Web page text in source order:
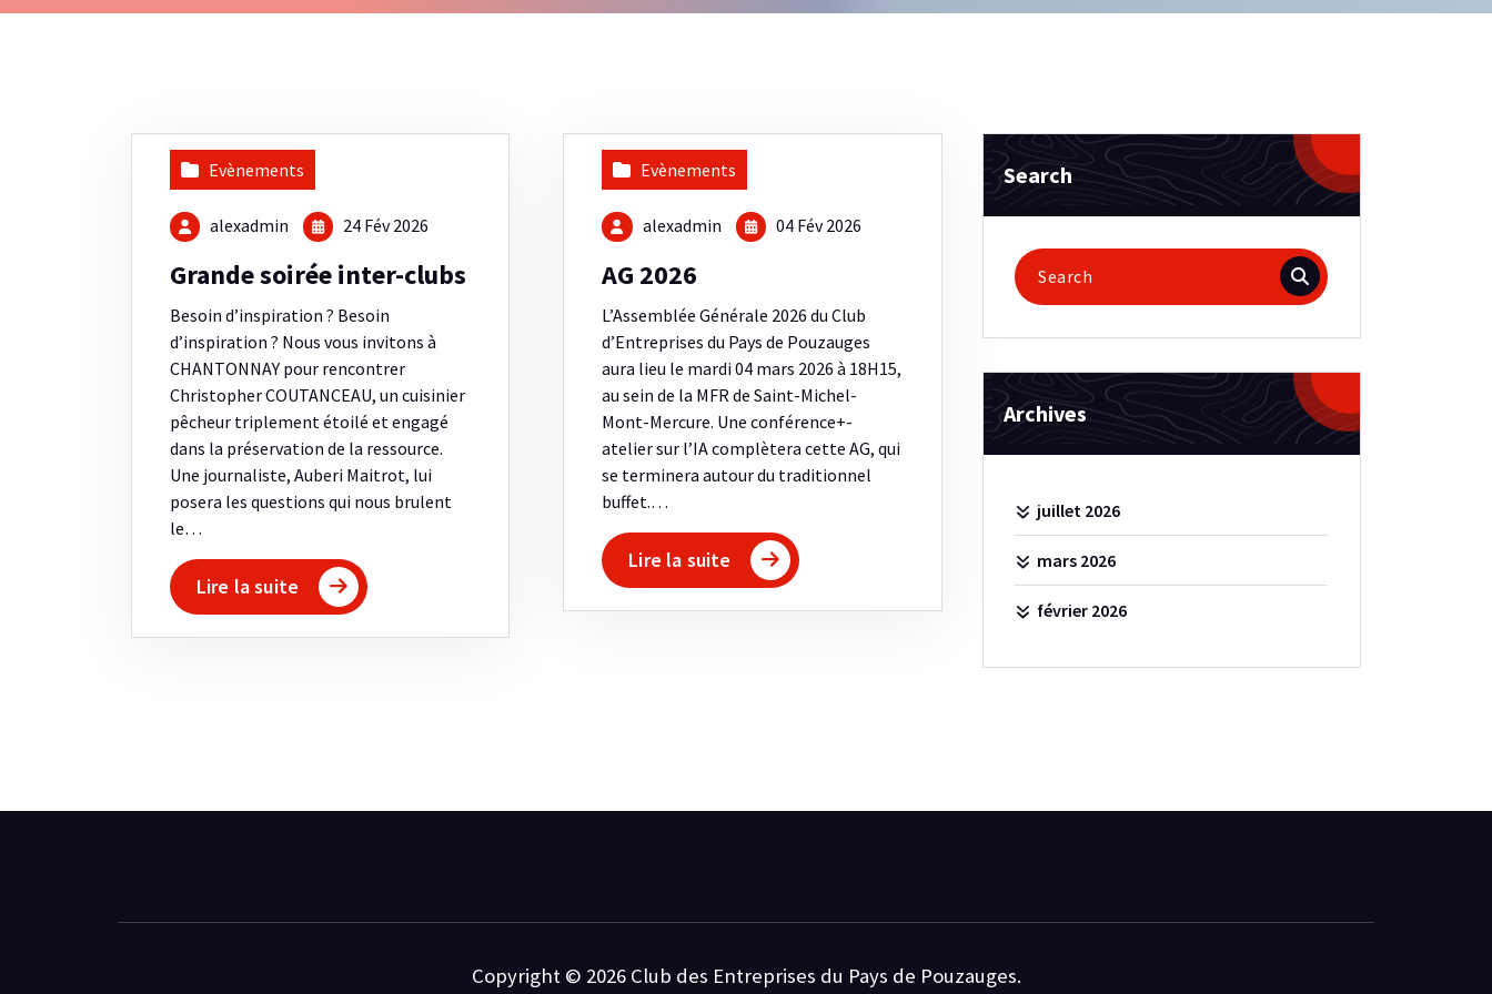
Evènements
alexadmin 24 Fév 2026
Grande soirée inter-clubs
Besoin d’inspiration ? Besoin
d’inspiration ? Nous vous invitons à
CHANTONNAY pour rencontrer
Christopher COUTANCEAU, un cuisinier
pêcheur triplement étoilé et engagé
dans la préservation de la ressource.
Une journaliste, Auberi Maitrot, lui
posera les questions qui nous brulent
le…
Lire la suite
Evènements
alexadmin 04 Fév 2026
AG 2026
L’Assemblée Générale 2026 du Club
d’Entreprises du Pays de Pouzauges
aura lieu le mardi 04 mars 2026 à 18H15,
au sein de la MFR de Saint-Michel-
Mont-Mercure. Une conférence+-
atelier sur l’IA complètera cette AG, qui
se terminera autour du traditionnel
buffet.…
Lire la suite
Search
Search
for:
Archives
juillet 2026
mars 2026
février 2026
Copyright © 2026 Club des Entreprises du Pays de Pouzauges.